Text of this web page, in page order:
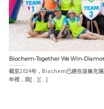
Biochem-Together We Win-
截至2024年，Biochem已經在這條充
年裡，我[...][...]